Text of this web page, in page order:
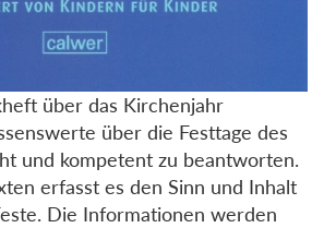
über das Kirchenjahr
über die Festtage des
und kompetent zu beantworten.
erfasst es den Sinn und Inhalt
Die Informationen werden